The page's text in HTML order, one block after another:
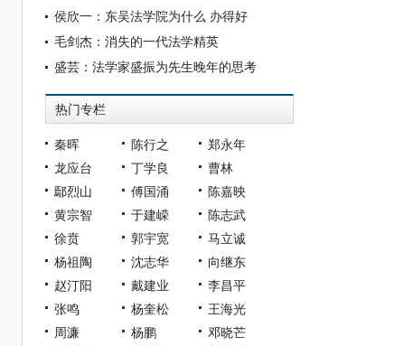
侯欣一：东吴法学院为什么 办得好
毛剑杰：消失的一代法学精英
盛芸：法学家盛振为先生晚年的思考
热门专栏
秦晖 陈行之
郑永年
龙应台
丁学良
曹林
鄢烈山
傅国涌
陈嘉映
黄宗智
于建嵘
陈志武
徐贲
郭宇宽
马立诚
杨祖陶
沈志华
向继东
赵汀阳
戴建业
李昌平
张鸣
杨奎松
王海光
周濂
杨鹏
邓晓芒